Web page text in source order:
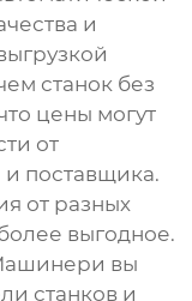
и
станок без
цены могут
от
поставщика.
от разных
выгодное.
вы
станков и